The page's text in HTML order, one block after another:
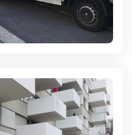
Für Privatumzüge